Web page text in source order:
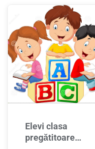
Elevi clasa
pregătitoare